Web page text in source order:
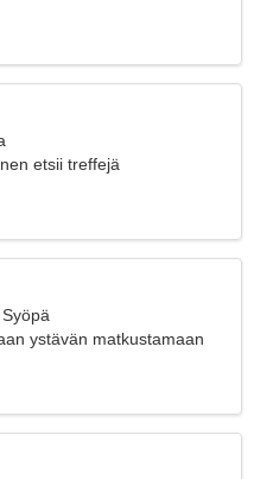
etsii treffejä
ystävän matkustamaan